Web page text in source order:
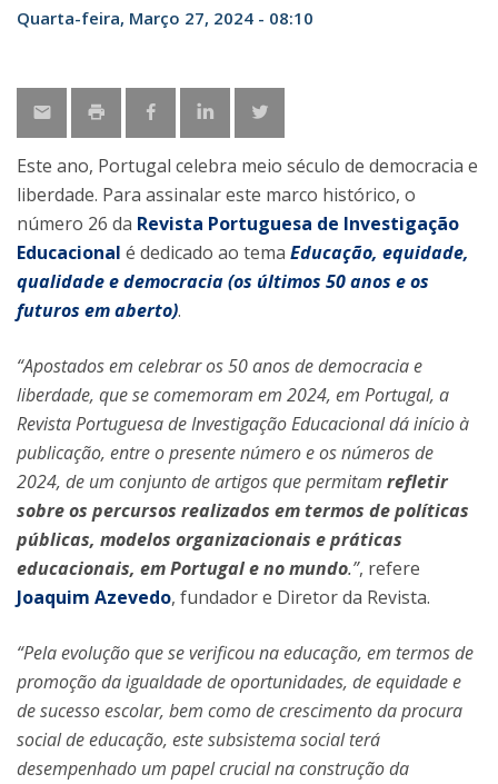
Quarta-feira, Março 27, 2024 - 08:10
Este ano, Portugal celebra meio século de democracia e
liberdade. Para assinalar este marco histórico, o
número 26 da Revista Portuguesa de Investigação
Educacional é dedicado ao tema Educação, equidade,
qualidade e democracia(os últimos 50 anos e os
futuros em aberto).
“Apostados em celebrar os 50 anos de democracia e
liberdade, que se comemoram em 2024, em Portugal, a
Revista Portuguesa de Investigação Educacional dá início à
publicação, entre o presente número e os números de
2024, de um conjunto de artigos que permitam refletir
sobre os percursos realizados em termos de políticas
públicas, modelos organizacionais e práticas
educacionais, em Portugal e no mundo.”, refere
Joaquim Azevedo, fundador e Diretor da Revista.
“Pela evolução que se verificou na educação, em termos de
promoção da igualdade de oportunidades, de equidade e
de sucesso escolar, bem como de crescimento da procura
social de educação, este subsistema social terá
desempenhado um papel crucial na construção da